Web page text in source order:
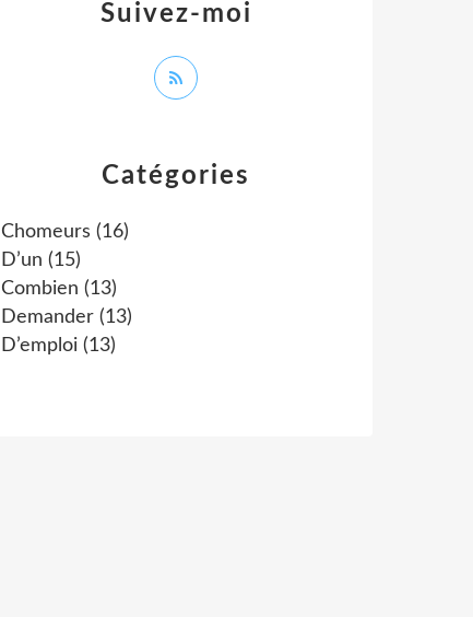
Catégories
Chomeurs (16)
D’un (15)
Combien (13)
Demander (13)
D’emploi (13)
Suivez-moi